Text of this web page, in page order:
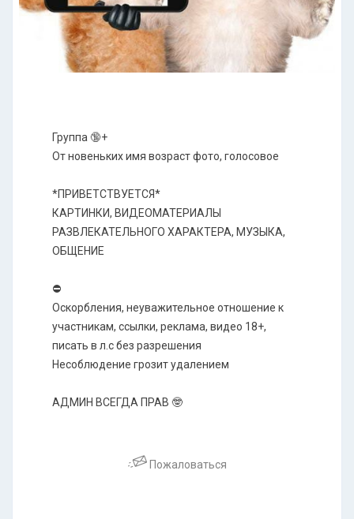
Группа 🔞+
От новеньких имя возраст фото, голосовое
*ПРИВЕТСТВУЕТСЯ*
КАРТИНКИ, ВИДЕОМАТЕРИАЛЫ
РАЗВЛЕКАТЕЛЬНОГО ХАРАКТЕРА, МУЗЫКА,
ОБЩЕНИЕ
⛔
Оскорбления, неуважительное отношение к
участникам, ссылки, реклама, видео 18+,
писать в л.с без разрешения
Несоблюдение грозит удалением
АДМИН ВСЕГДА ПРАВ 🤓
Пожаловаться